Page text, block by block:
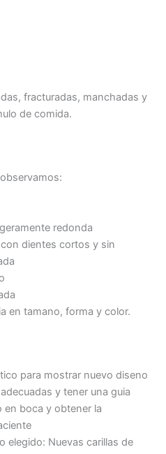
fracturadas, manchadas y
de comida.
redonda
dientes cortos y sin
en tamano, forma y color.
para mostrar nuevo diseno
y tener una guia
en boca y obtener la
elegido: Nuevas carillas de